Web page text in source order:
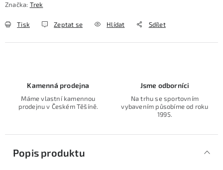
Značka: Trek
Tisk Zeptat se Hlídat Sdílet
Kamenná prodejna
Máme vlastní kamennou
prodejnu v Českém Těšíně.
Jsme odborníci
Na trhu se sportovním
vybavením působíme od roku
1995.
Popis produktu